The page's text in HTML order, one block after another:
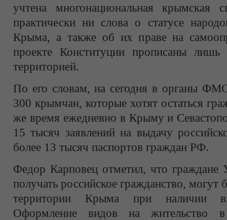
учтена многонациональная
практически ни слова о статусе
Крыма, а также об их праве на
проекте Конституции прописаны лишь
территорией.
По его словам, на сегодня в органы
300 крымчан, которые хотят остаться
же время ежедневно в Крыму и
15 тысяч заявлений на выдачу
более 13 тысяч паспортов граждан РФ.
Федор Карповец отметил, что
получать российское гражданство, могут
территории Крыма при наличии
Оформление видов на жительство